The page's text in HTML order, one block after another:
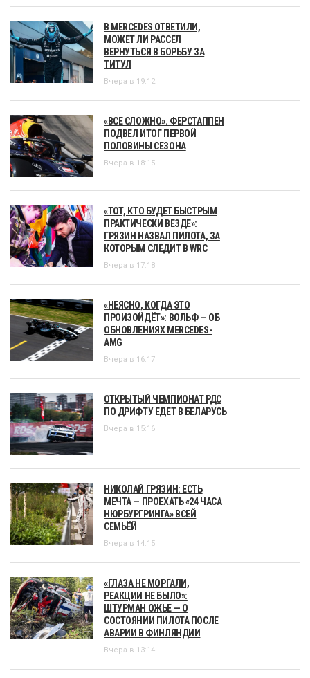
В MERCEDES ОТВЕТИЛИ,
МОЖЕТ ЛИ РАССЕЛ
ВЕРНУТЬСЯ В БОРЬБУ ЗА
ТИТУЛ
Вчера в 19:12
«ВСЕ СЛОЖНО». ФЕРСТАППЕН
ПОДВЕЛ ИТОГ ПЕРВОЙ
ПОЛОВИНЫ СЕЗОНА
Вчера в 18:15
«ТОТ, КТО БУДЕТ БЫСТРЫМ
ПРАКТИЧЕСКИ ВЕЗДЕ»:
ГРЯЗИН НАЗВАЛ ПИЛОТА, ЗА
КОТОРЫМ СЛЕДИТ В WRC
Вчера в 17:18
«НЕЯСНО, КОГДА ЭТО
ПРОИЗОЙДЁТ»: ВОЛЬФ — ОБ
ОБНОВЛЕНИЯХ MERCEDES-
AMG
Вчера в 16:17
ОТКРЫТЫЙ ЧЕМПИОНАТ РДС
ПО ДРИФТУ ЕДЕТ В БЕЛАРУСЬ
Вчера в 15:16
НИКОЛАЙ ГРЯЗИН: ЕСТЬ
МЕЧТА — ПРОЕХАТЬ «24 ЧАСА
НЮРБУРГРИНГА» ВСЕЙ
СЕМЬЁЙ
Вчера в 14:15
«ГЛАЗА НЕ МОРГАЛИ,
РЕАКЦИИ НЕ БЫЛО»:
ШТУРМАН ОЖЬЕ — О
СОСТОЯНИИ ПИЛОТА ПОСЛЕ
АВАРИИ В ФИНЛЯНДИИ
Вчера в 13:14